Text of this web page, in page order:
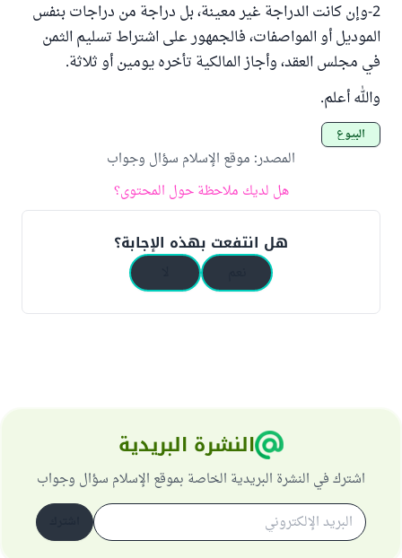
2-وإن كانت الدراجة غير معينة، بل دراجة من دراجات بنفس
الموديل أو المواصفات، فالجمهور على اشتراط تسليم الثمن
في مجلس العقد، وأجاز المالكية تأخره يومين أو ثلاثة.
والله أعلم.
البيوع
المصدر: موقع الإسلام سؤال وجواب
هل لديك ملاحظة حول المحتوى؟
هل انتفعت بهذه الإجابة؟
النشرة البريدية
اشترك في النشرة البريدية الخاصة بموقع الإسلام سؤال وجواب